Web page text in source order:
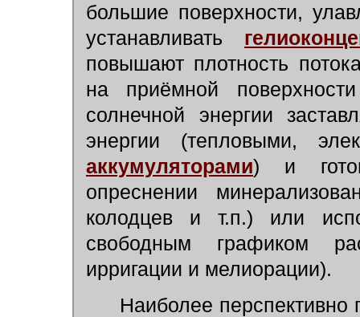
большие поверхности,
устанавливать
повышают плотность
на приёмной поверхности
солнечной энергии
энергии (тепловыми,
аккумуляторами) и
опреснении
колодцев и т.п.) или
свободным графиком
ирригации и мелиорации).
Наиболее перспективно